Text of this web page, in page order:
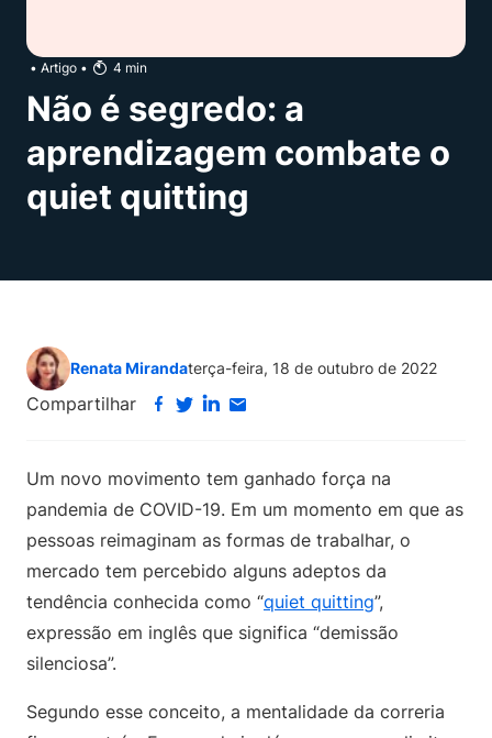
• Artigo • 4 min
Não é segredo: a
aprendizagem combate o
quiet quitting
Renata Mirandaterça-feira, 18 de outubro de 2022
Compartilhar
Um novo movimento tem ganhado força na
pandemia de COVID-19. Em um momento em que as
pessoas reimaginam as formas de trabalhar, o
mercado tem percebido alguns adeptos da
tendência conhecida como “quiet quitting”,
expressão em inglês que significa “demissão
silenciosa”.
Segundo esse conceito, a mentalidade da correria